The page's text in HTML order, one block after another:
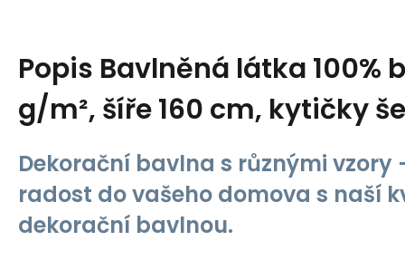
Popis Bavlněná látka 100%
g/m², šíře 160 cm, kytičky
Dekorační bavlna s různými vzory
radost do vašeho domova s naší
dekorační bavlnou.